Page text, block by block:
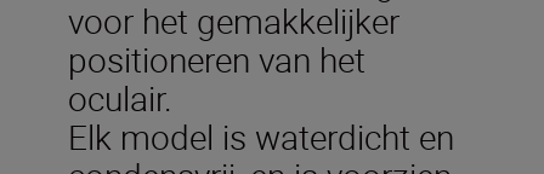
voor het gemakkelijker
positioneren van het
oculair.
Elk model is waterdicht en